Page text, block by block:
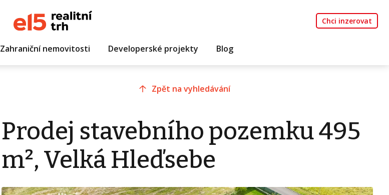
Chci inzerovat
Zahraniční nemovitosti Developerské projekty Blog
Zpět na vyhledávání
Prodej stavebního pozemku 495
m², Velká Hleďsebe